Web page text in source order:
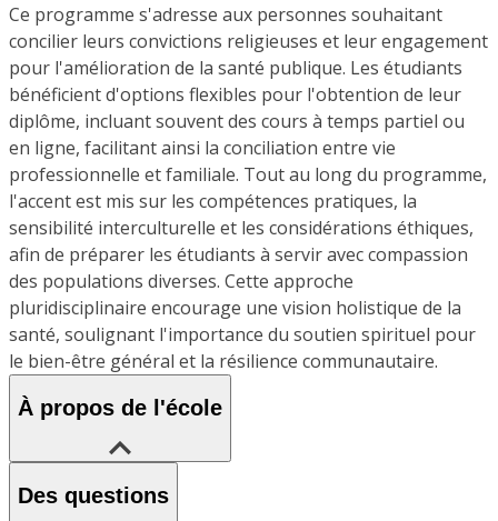
Ce programme s'adresse aux personnes souhaitant
concilier leurs convictions religieuses et leur engagement
pour l'amélioration de la santé publique. Les étudiants
bénéficient d'options flexibles pour l'obtention de leur
diplôme, incluant souvent des cours à temps partiel ou
en ligne, facilitant ainsi la conciliation entre vie
professionnelle et familiale. Tout au long du programme,
l'accent est mis sur les compétences pratiques, la
sensibilité interculturelle et les considérations éthiques,
afin de préparer les étudiants à servir avec compassion
des populations diverses. Cette approche
pluridisciplinaire encourage une vision holistique de la
santé, soulignant l'importance du soutien spirituel pour
le bien-être général et la résilience communautaire.
À propos de l'école
Des questions